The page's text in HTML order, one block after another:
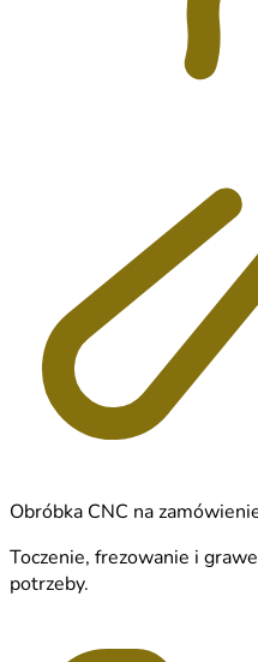
Obróbka CNC na
Toczenie, frezowanie i
potrzeby.